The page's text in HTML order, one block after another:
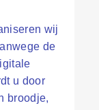
wij
de
u door
broodje,